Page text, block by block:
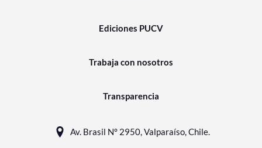
Ediciones PUCV
Trabaja con nosotros
Transparencia
Av. Brasil N° 2950, Valparaíso, Chile.